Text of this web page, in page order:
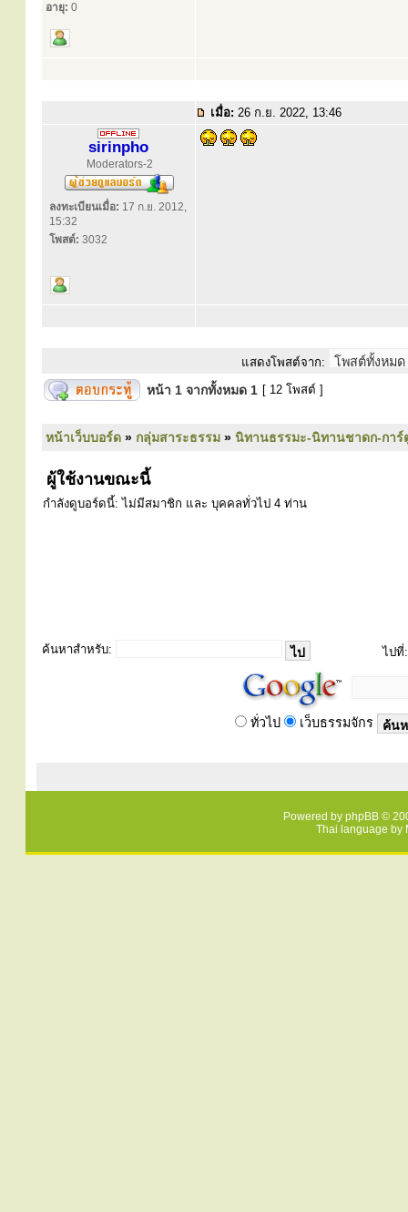
อายุ: 0
เมื่อ: 26 ก.ย. 2022, 13:46
sirinpho
Moderators-2
ลงทะเบียนเมื่อ: 17 ก.ย. 2012,
15:32
โพสต์: 3032
แสดงโพสต์จาก:
หน้า 1 จากทั้งหมด 1 [ 12 โพสต์ ]
หน้าเว็บบอร์ด » กลุ่มสาระธรรม » นิทานธรรมะ-นิทานชาดก-การ์
ผู้ใช้งานขณะนี้
กำลังดูบอร์ดนี้: ไม่มีสมาชิก และ บุคคลทั่วไป 4 ท่าน
ค้นหาสำหรับ: ไปที่:
ทั่วไป เว็บธรรมจักร
Powered by phpBB ©
Thai language by